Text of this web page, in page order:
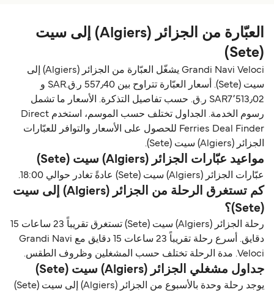
العبّارة من الجزائر (Algiers) إلى سيت
(Sete)
Grandi Navi Veloci يشغّل العبّارة من الجزائر (Algiers) إلى
سيت (Sete). أسعار العبّارة تتراوح بين 557٫40 ر.ق.‏SAR و
SAR7٬513٫02 ر.ق.‏ حسب تفاصيل التذكرة. الأسعار ما تشمل
رسوم الخدمة. الجداول تختلف حسب الموسم، استخدم Direct
Ferries Deal Finder للحصول على الأسعار والتوافر للعبّارات
الجزائر (Algiers) سيت (Sete).
مواعيد عبّارات الجزائر (Algiers) سيت (Sete)
عبّارات الجزائر (Algiers) سيت (Sete) عادةً تغادر حوالي 18:00.
كم تستغرق الرحلة من الجزائر (Algiers) إلى سيت
(Sete)؟
رحلة الجزائر (Algiers) سيت (Sete) تستغرق تقريباً 23 ساعات 15
دقايق. أسرع رحلة تقريباً 23 ساعات 15 دقايق مع Grandi Navi
Veloci. مدة الرحلة تختلف حسب المشغلين وظروف الطقس.
جداول مشغلي الجزائر (Algiers) سيت (Sete)
يوجد رحلة وحدة بالأسبوع من الجزائر (Algiers) إلى سيت (Sete)